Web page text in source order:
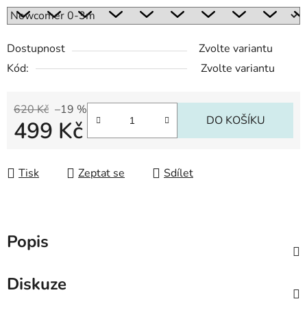
Dostupnost
Zvolte variantu
Kód:
Zvolte variantu
620 Kč –19 %
499 Kč DO KOŠÍKU
Tisk Zeptat se Sdílet
Popis
Diskuze